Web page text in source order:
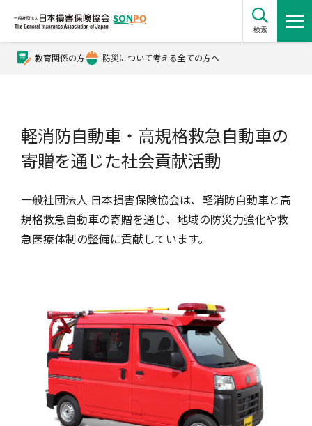
検索
公式Xアカウント
公式YouTubeチャンネル
損害保険とは？トップ
自動車保険
火災保険
協会の活動・概要
協会の活動
協会概要
会員会社情報トップ
損害保険会社の概況
試験・研修
試験・研修トップ
統計・刊行物・報告書
教育関係の方 防災について考える全ての方へ
軽消防自動車・高規格救急自動車の
寄贈を通じた社会貢献活動
一般社団法人 日本損害保険協会は、軽消防自動車と高
規格救急自動車の寄贈を通じ、地域の防災力強化や救
急医療体制の整備に貢献しています。